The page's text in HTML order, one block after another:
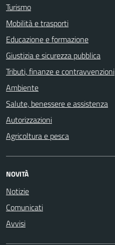
Turismo
Mobilità e trasporti
Educazione e formazione
Giustizia e sicurezza pubblica
Tributi, finanze e contravvenzioni
Ambiente
Salute, benessere e assistenza
Autorizzazioni
Agricoltura e pesca
NOVITÀ
Notizie
Comunicati
Avvisi